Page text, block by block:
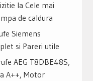
la Cele mai
de caldura
Siemens
si Pareri utile
AEG T8DBE48S,
A++, Motor